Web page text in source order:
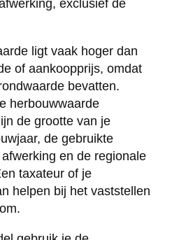
exclusief de
ligt vaak hoger dan
of aankoopprijs, omdat
bevatten.
herbouwwaarde
de grootte van je
de gebruikte
en de regionale
taxateur of je
helpen bij het vaststellen